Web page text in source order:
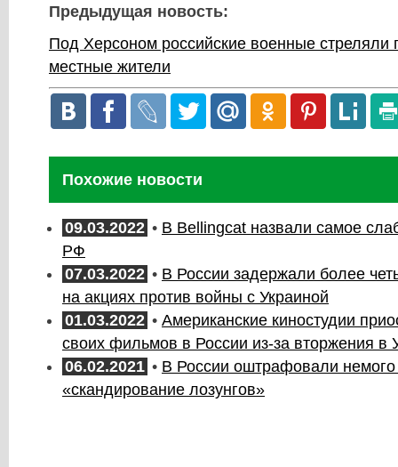
Предыдущая новость:
Под Херсоном российские военные стреляли
местные жители
Похожие новости
09.03.2022 • В Bellingcat назвали самое
РФ
07.03.2022 • В России задержали более
на акциях против войны с Украиной
01.03.2022 • Американские киностудии
своих фильмов в России из-за вторжения в
06.02.2021 • В России оштрафовали немого
«скандирование лозунгов»